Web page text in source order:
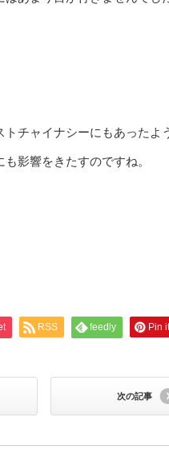
チャイナシーにもあったよ
影響をきたすのですね。
RSS feedly Pin it
次の記事